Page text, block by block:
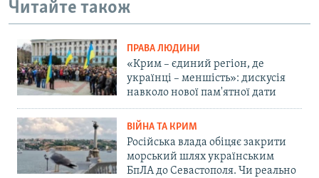
Читайте також
ПРАВА ЛЮДИНИ
«Крим – єдиний регіон, де
українці – меншість»: дискусія
навколо нової пам'ятної дати
ВІЙНА ТА КРИМ
Російська влада обіцяє закрити
морський шлях українським
БпЛА до Севастополя. Чи реально